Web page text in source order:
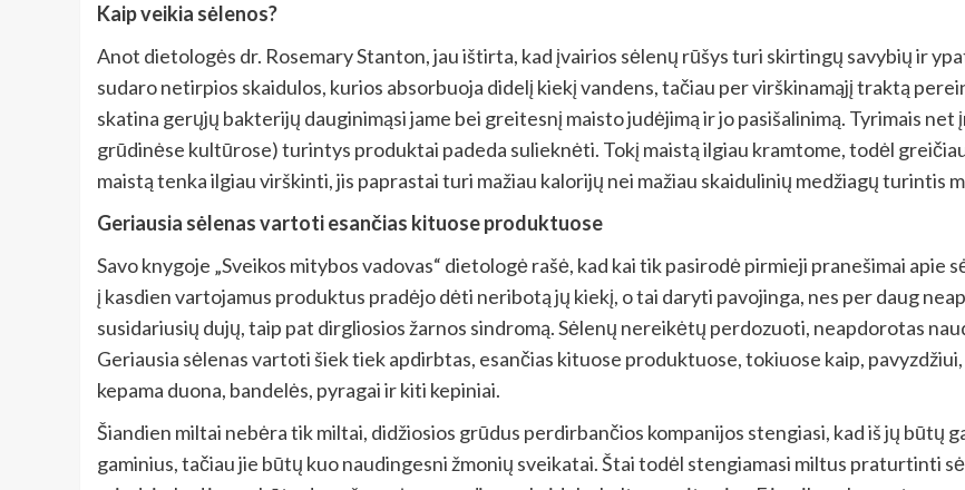
Kaip veikia sėlenos?
Anot dietologės dr. Rosemary Stanton, jau ištirta, kad įvairios sėlenų rūšys turi skirtingų savybių ir
sudaro netirpios skaidulos, kurios absorbuoja didelį kiekį vandens, tačiau per virškinamąjį traktą
skatina gerųjų bakterijų dauginimąsi jame bei greitesnį maisto judėjimą ir jo pasišalinimą. Tyrimais
grūdinėse kultūrose) turintys produktai padeda sulieknėti. Tokį maistą ilgiau kramtome, todėl
maistą tenka ilgiau virškinti, jis paprastai turi mažiau kalorijų nei mažiau skaidulinių medžiagų turintis
Geriausia sėlenas vartoti esančias kituose produktuose
Savo knygoje „Sveikos mitybos vadovas“ dietologė rašė, kad kai tik pasirodė pirmieji pranešimai apie
į kasdien vartojamus produktus pradėjo dėti neribotą jų kiekį, o tai daryti pavojinga, nes per daug
susidariusių dujų, taip pat dirgliosios žarnos sindromą. Sėlenų nereikėtų perdozuoti, neapdorotas
Geriausia sėlenas vartoti šiek tiek apdirbtas, esančias kituose produktuose, tokiuose kaip,
kepama duona, bandelės, pyragai ir kiti kepiniai.
Šiandien miltai nebėra tik miltai, didžiosios grūdus perdirbančios kompanijos stengiasi, kad iš jų būtų
gaminius, tačiau jie būtų kuo naudingesni žmonių sveikatai. Štai todėl stengiamasi miltus praturtinti